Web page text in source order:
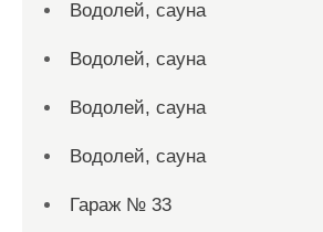
Водолей, сауна
Водолей, сауна
Водолей, сауна
Водолей, сауна
Гараж № 33